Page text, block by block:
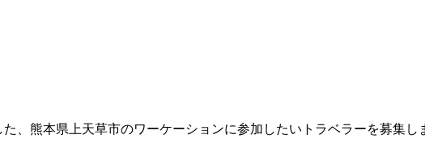
た、熊本県上天草市のワーケーションに参加したいトラベラーを募集し